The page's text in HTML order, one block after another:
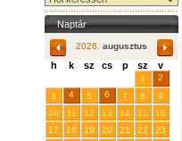
Naptár
2026. augusztus
h k sz cs p sz v
1
2
3
4 5 6 7 8
9
10
11 12 13 14 15
16
17
18 19 20 21 22
23